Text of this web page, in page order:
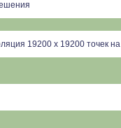
19200 х 19200 точек